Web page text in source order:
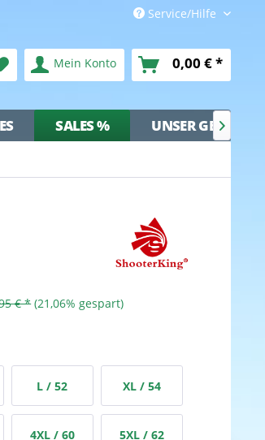
Service/Hilfe
Mein Konto 0,00 € *
SALES % UNSER GESCHÄFT

€ * (21,06% gespart)
L / 52 XL / 54
4XL / 60 5XL / 62